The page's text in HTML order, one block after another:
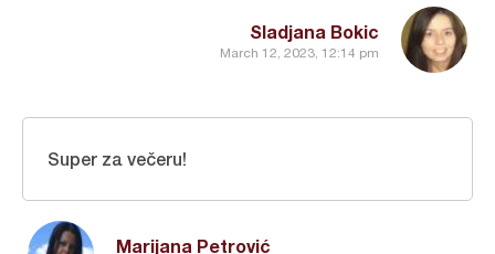
Sladjana Bokic
March 12, 2023, 12:14 pm
Marijana Petrović
Super za večeru!